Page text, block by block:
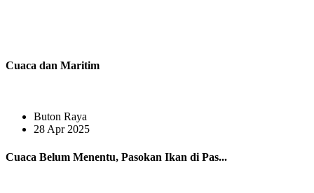
Cuaca dan Maritim
Buton Raya
28 Apr 2025
Cuaca Belum Menentu, Pasokan Ikan di Pas...